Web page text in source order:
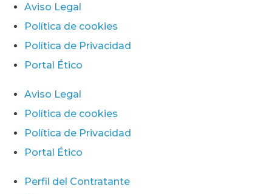
Aviso Legal
Política de cookies
Política de Privacidad
Portal Ético
Aviso Legal
Política de cookies
Política de Privacidad
Portal Ético
Perfil del Contratante